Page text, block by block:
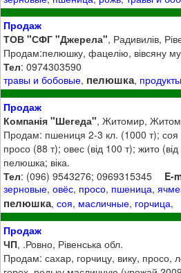
Продаж
ТОВ "СФГ "Джерела", Радивилів,
Продам:пелюшку, фацелію, вівсяну
Тел: 0974303590
травы и бобовые, пелюшка,
Продаж
Компанія "Шегеда", Житомир,
Продам: пшениця 2-3 кл. (1000 т); соя
просо (88 т); овес (від 100 т); жито (від
пелюшка; віка.
Тел: (096) 9543276; 0969315345 E-
зерновые,овёс, просо, пшеница,
пелюшка,соя, масличные, горчица,
Продаж
ЧП, .Ровно, Рівенська обл.
Продам: сахар, горчицу, вику,